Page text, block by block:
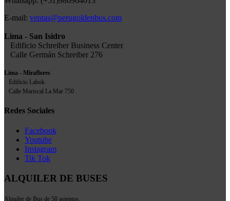
E-mail: ventas@perugoldenbus.com
Lima - San Isidro
Edificio Schreiber Business Center
Calle Germán Schreiber 276
Lima - Miraflores
Edificio Labok
Calle Mariscal La Mar 750
Redes Sociales
Facebook
Youtube
Instagram
Tik Tok
ALQUILER DE BUSES
Alquiler de Bus de 50 asientos.